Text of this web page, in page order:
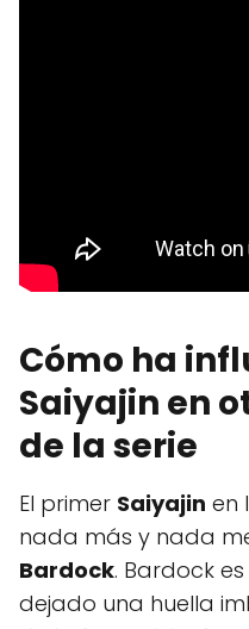
Cómo ha
Saiyajin en
de la serie
El primer Saiyajin en
nada más y nada
Bardock. Bardock
dejado una huella